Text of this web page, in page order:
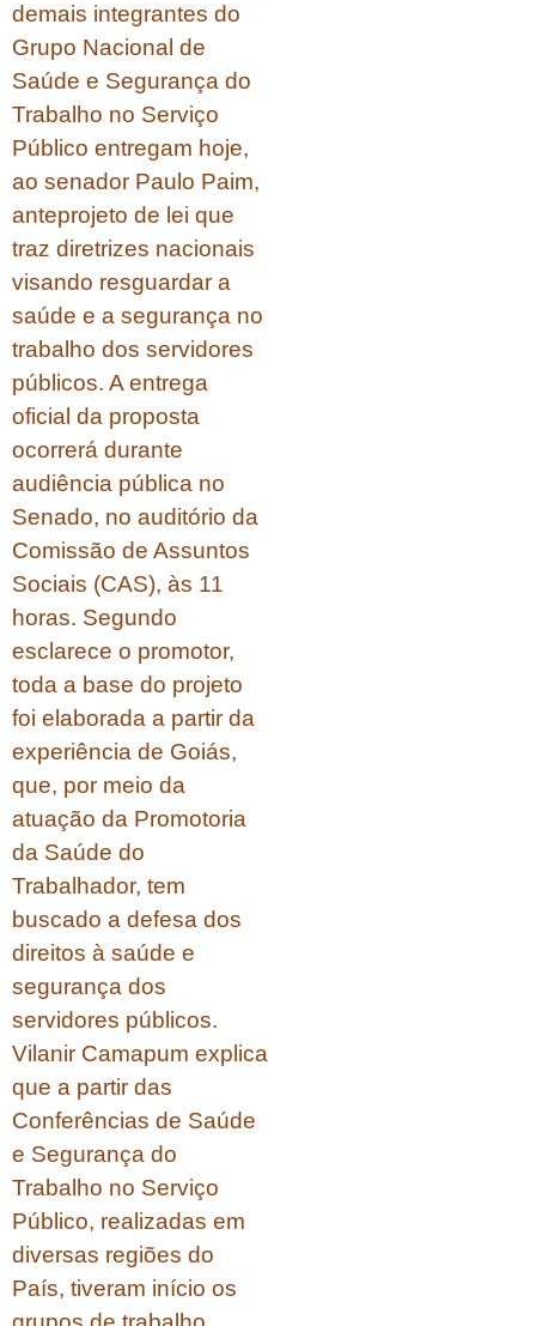
demais integrantes do
Grupo Nacional de
Saúde e Segurança do
Trabalho no Serviço
Público entregam hoje,
ao senador Paulo Paim,
anteprojeto de lei que
traz diretrizes nacionais
visando resguardar a
saúde e a segurança no
trabalho dos servidores
públicos. A entrega
oficial da proposta
ocorrerá durante
audiência pública no
Senado, no auditório da
Comissão de Assuntos
Sociais (CAS), às 11
horas. Segundo
esclarece o promotor,
toda a base do projeto
foi elaborada a partir da
experiência de Goiás,
que, por meio da
atuação da Promotoria
da Saúde do
Trabalhador, tem
buscado a defesa dos
direitos à saúde e
segurança dos
servidores públicos.
Vilanir Camapum explica
que a partir das
Conferências de Saúde
e Segurança do
Trabalho no Serviço
Público, realizadas em
diversas regiões do
País, tiveram início os